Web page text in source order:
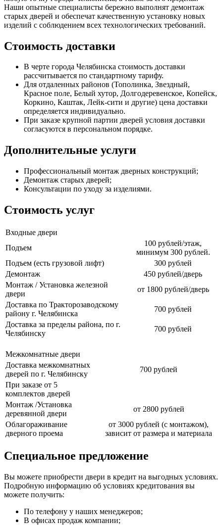
Наши опытные специалисты бережно выполнят демонтаж
старых дверей и обеспечат качественную установку новых
изделий с соблюдением всех технологических требований.
Стоимость доставки
В черте города Челябинска стоимость доставки
рассчитывается по стандартному тарифу.
Для отдаленных районов (Тополинка, Звездный,
Красное поле, Белый хутор, Долгодеревенское, Копейск,
Коркино, Каштак, Лейк-сити и другие) цена доставки
определяется индивидуально.
При заказе крупной партии дверей условия доставки
согласуются в персональном порядке.
Дополнительные услуги
Профессиональный монтаж дверных конструкций;
Демонтаж старых дверей;
Консультации по уходу за изделиями.
Стоимость услуг
Входные двери
Подъем
100 рублей/этаж,
минимум 300 рублей.
Подъем (есть грузовой лифт)
300 рублей
Демонтаж
450 рублей/дверь
Монтаж / Установка железной
двери
от 1800 рублей/дверь
Доставка по Тракторозаводскому
району г. Челябинска
700 рублей
Доставка за пределы района, по г.
Челябинску
700 рублей
Межкомнатные двери
Доставка межкомнатных
дверей по г. Челябинску
700 рублей
При заказе от 5
комплектов дверей
Монтаж /Установка
деревянной двери
от 2800 рублей
Облагораживание
дверного проема
от 3000 рублей (с монтажом),
зависит от размера и материала
Специальное предложение
Вы можете приобрести двери в кредит на выгодных условиях.
Подробную информацию об условиях кредитования вы
можете получить:
По телефону у наших менеджеров;
В офисах продаж компании;